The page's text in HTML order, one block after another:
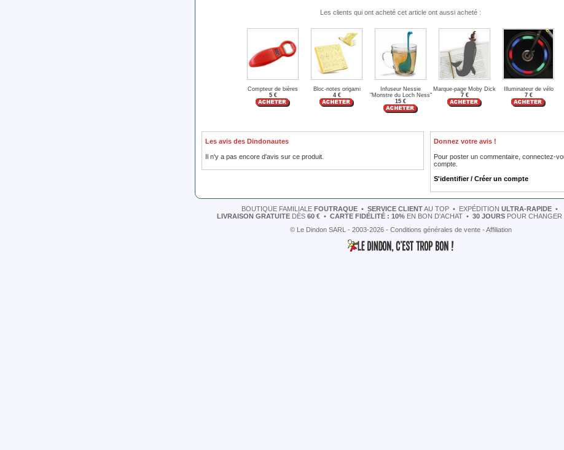
Les clients qui ont acheté cet article ont aussi acheté :
Compteur de bières
5 €
Bloc-notes origami
4 €
Infuseur Nessie
"Monstre du Loch Ness"
15 €
Marque-page Moby Dick
7 €
Illuminateur de vélo
7 €
Les avis des Dindonautes
Il n'y a pas encore d'avis sur ce produit.
Donnez votre avis !
Pour poster un commentaire, connectez-
compte.
S'identifier / Créer un compte
BOUTIQUE FAMILIALE FOUTRAQUE • SERVICE CLIENTAU TOP • EXPÉDITION ULTRA-RAPIDE •
LIVRAISON GRATUITE DÈS 60 € • CARTE FIDÉLITÉ : 10% EN BON D'ACHAT • 30 JOURS POUR CHANGER
© Le Dindon SARL - 2003-2026 - Conditions générales de vente- Affiliation